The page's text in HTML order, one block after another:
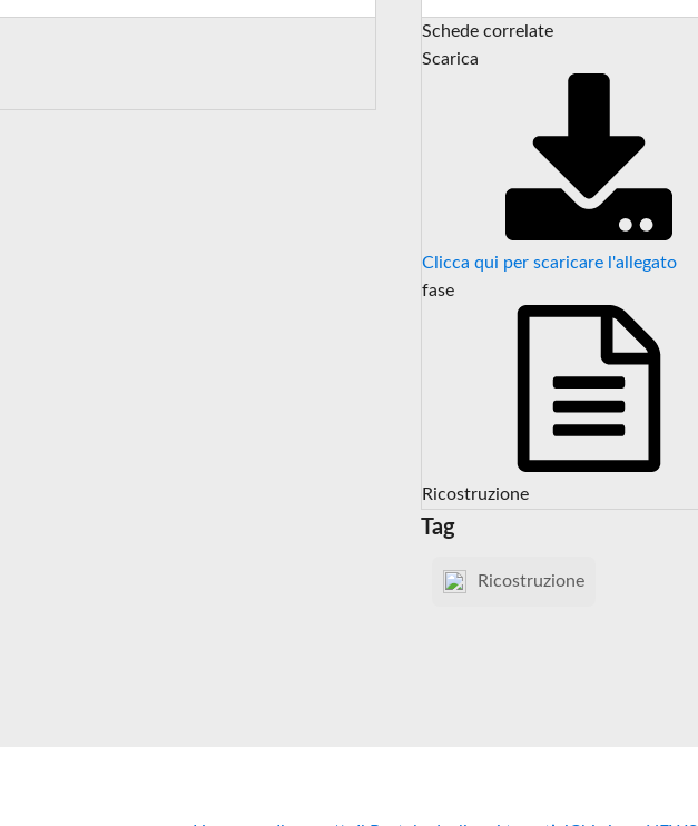
Schede correlate
Scarica
Clicca qui per scaricare l'allegato
fase
Ricostruzione
Tag
Ricostruzione